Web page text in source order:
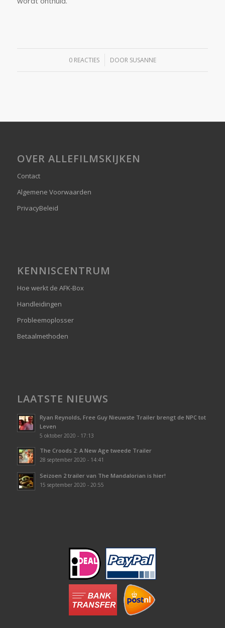
0 REACTIES
/ DOOR SUSANNE
OVER ALLEFILMSKIJKEN
Contact
Algemene Voorwaarden
PrivacyBeleid
KENNISCENTRUM
Hoe werkt de AFK-Box
Handleidingen
Probleemoplosser
Betaalmethoden
LAATSTE NIEUWS
Ryan Reynolds, Free Guy Nieuwste Trailer brengt de NPC tot
Leven
5 oktober 2020 - 17:13
The Croods 2: A New Age tweede Trailer
28 september 2020 - 14:41
Seizoen 2 trailer van The Mandalorian is hier!
15 september 2020 - 20:55